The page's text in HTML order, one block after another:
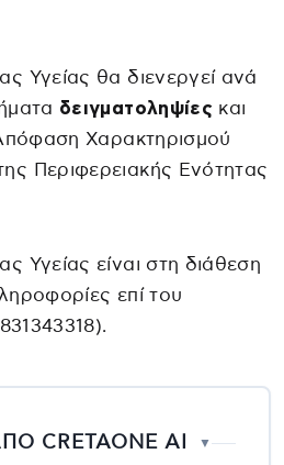
Υγείας θα διενεργεί ανά
δειγματοληψίες και
Χαρακτηρισμού
Περιφερειακής Ενότητας
Υγείας είναι στη διάθεση
επί του
CRETAONE AI ▼